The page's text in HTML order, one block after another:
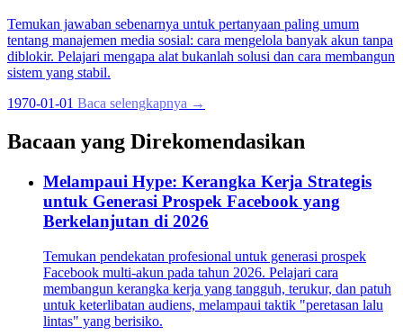
Temukan jawaban sebenarnya untuk pertanyaan paling umum
tentang manajemen media sosial: cara mengelola banyak akun tanpa
diblokir. Pelajari mengapa alat bukanlah solusi dan cara membangun
sistem yang stabil.
1970-01-01 Baca selengkapnya →
Bacaan yang Direkomendasikan
Melampaui Hype: Kerangka Kerja Strategis
untuk Generasi Prospek Facebook yang
Berkelanjutan di 2026
Temukan pendekatan profesional untuk generasi prospek
Facebook multi-akun pada tahun 2026. Pelajari cara
membangun kerangka kerja yang tangguh, terukur, dan patuh
untuk keterlibatan audiens, melampaui taktik "peretasan lalu
lintas" yang berisiko.